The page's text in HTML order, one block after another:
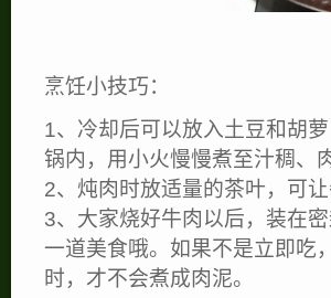
烹饪小技巧：
1、冷却后可以放入土豆和胡
锅内，用小火慢慢煮至汁稠、
2、炖肉时放适量的茶叶，可让
3、大家烧好牛肉以后，装在
一道美食哦。如果不是立即吃
时，才不会煮成肉泥。